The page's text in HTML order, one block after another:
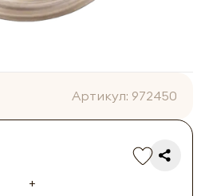
Артикул: 972450
+